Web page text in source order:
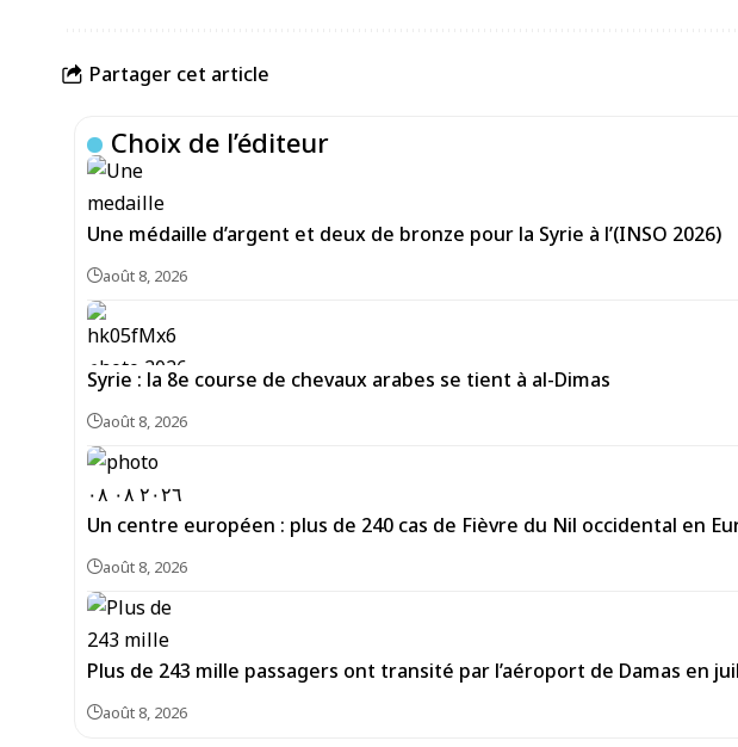
Partager cet article
Choix de l’éditeur
Une médaille d’argent et deux de bronze pour la Syrie à l’(INSO 2026)
août 8, 2026
Syrie : la 8e course de chevaux arabes se tient à al-Dimas
août 8, 2026
Un centre européen : plus de 240 cas de Fièvre du Nil occidental en
août 8, 2026
Plus de 243 mille passagers ont transité par l’aéroport de Damas en
août 8, 2026